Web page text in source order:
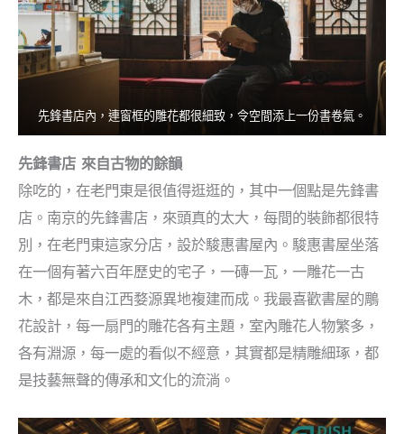
先鋒書店內，連窗框的雕花都很細致，令空間添上一份書卷氣。
先鋒書店 來自古物的餘韻
除吃的，在老門東是很值得逛逛的，其中一個點是先鋒書
店。南京的先鋒書店，來頭真的太大，每間的裝飾都很特
別，在老門東這家分店，設於駿惠書屋內。駿惠書屋坐落
在一個有著六百年歷史的宅子，一磚一瓦，一雕花一古
木，都是來自江西婺源異地複建而成。我最喜歡書屋的鵰
花設計，每一扇門的雕花各有主題，室內雕花人物繁多，
各有淵源，每一處的看似不經意，其實都是精雕細琢，都
是技藝無聲的傳承和文化的流淌。